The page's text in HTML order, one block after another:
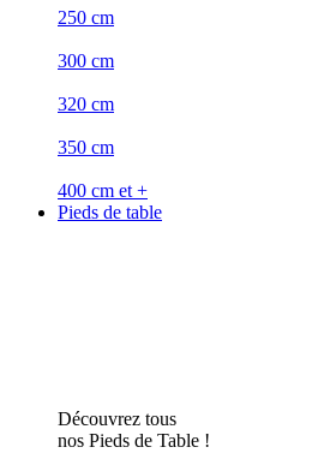
250 cm
300 cm
320 cm
350 cm
400 cm et +
Pieds de table
Découvrez tous
nos Pieds de Table !